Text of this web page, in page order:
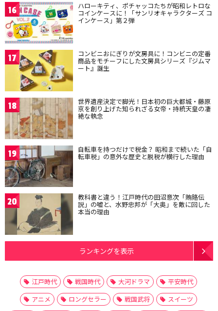
16 ハローキティ、ポチャッコたちが昭和レトロな
コインケースに！「サンリオキャラクターズ コ
インケース」第２弾
17 コンビニおにぎりが文房具に！コンビニの定番
商品をモチーフにした文房具シリーズ『ジムマ
ート』誕生
18 世界遺産決定で脚光！日本初の巨大都城・藤原
京を創り上げた知られざる女帝・持統天皇の凄
絶な執念
19 自転車を持つだけで税金？ 昭和まで続いた「自
転車税」の意外な歴史と脱税が横行した理由
20 教科書と違う！江戸時代の田沼意次「賄賂伝
説」の嘘と、水野忠邦が「大奥」を敵に回した
本当の理由
ランキングを表示
江戸時代 戦国時代 大河ドラマ
平安時代
アニメ
ロングセラー 戦国武将
スイーツ